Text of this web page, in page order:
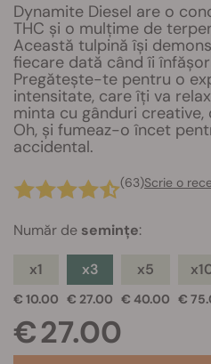
Dynamite Diesel are o
THC și o mulțime de
Această tulpină își
fiecare dată când îi
Pregătește-te pentru o
intensitate, care îți va
minta cu gânduri
Oh, și fumeaz-o încet
accidental.
(63)Scrie o
Număr de semințe:
x1
€ 10.00
x3
€ 27.00
x5
€ 40.00 €
€ 27.00